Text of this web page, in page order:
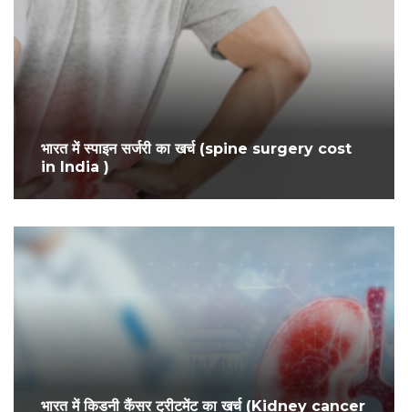
भारत में स्पाइन सर्जरी का खर्च (spine surgery cost
in India )
भारत में किडनी कैंसर ट्रीटमेंट का खर्च (Kidney cancer